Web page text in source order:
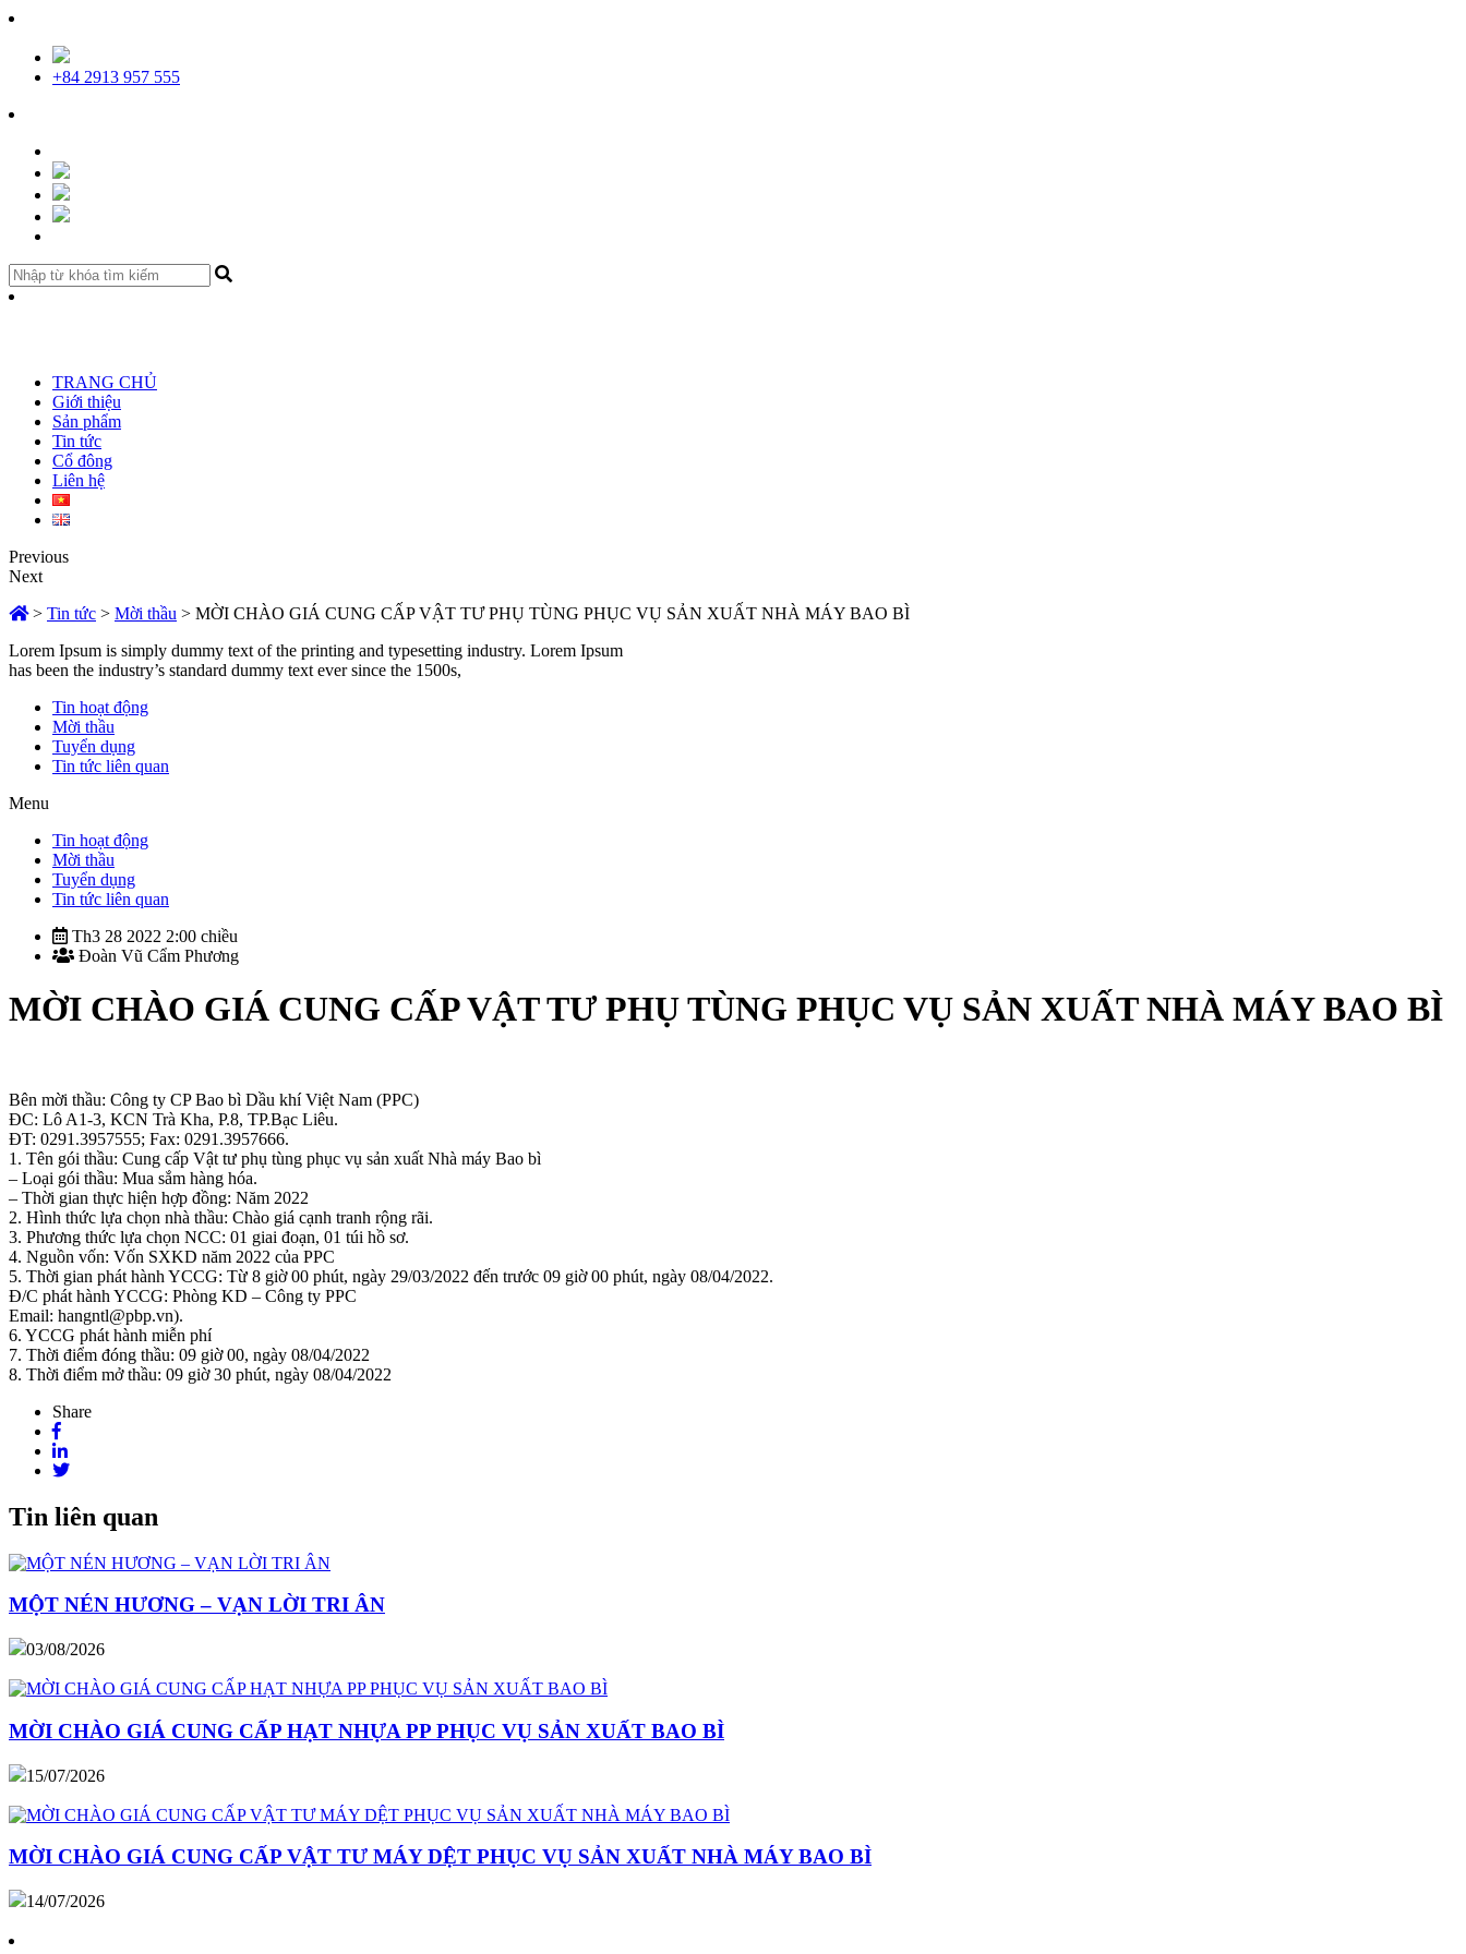
+84 2913 957 555
TRANG CHỦ
Giới thiệu
Sản phẩm
Tin tức
Cổ đông
Liên hệ
Previous
Next
> Tin tức > Mời thầu > MỜI CHÀO GIÁ CUNG CẤP VẬT TƯ PHỤ TÙNG PHỤC VỤ SẢN XUẤT NHÀ MÁY BAO BÌ
Lorem Ipsum is simply dummy text of the printing and typesetting industry. Lorem Ipsum
has been the industry’s standard dummy text ever since the 1500s,
Tin hoạt động
Mời thầu
Tuyển dụng
Tin tức liên quan
Menu
Tin hoạt động
Mời thầu
Tuyển dụng
Tin tức liên quan
Th3 28 2022 2:00 chiều
Đoàn Vũ Cẩm Phương
MỜI CHÀO GIÁ CUNG CẤP VẬT TƯ PHỤ TÙNG PHỤC VỤ SẢN XUẤT NHÀ MÁY BAO BÌ
Bên mời thầu: Công ty CP Bao bì Dầu khí Việt Nam (PPC)
ĐC: Lô A1-3, KCN Trà Kha, P.8, TP.Bạc Liêu.
ĐT: 0291.3957555; Fax: 0291.3957666.
1. Tên gói thầu: Cung cấp Vật tư phụ tùng phục vụ sản xuất Nhà máy Bao bì
– Loại gói thầu: Mua sắm hàng hóa.
– Thời gian thực hiện hợp đồng: Năm 2022
2. Hình thức lựa chọn nhà thầu: Chào giá cạnh tranh rộng rãi.
3. Phương thức lựa chọn NCC: 01 giai đoạn, 01 túi hồ sơ.
4. Nguồn vốn: Vốn SXKD năm 2022 của PPC
5. Thời gian phát hành YCCG: Từ 8 giờ 00 phút, ngày 29/03/2022 đến trước 09 giờ 00 phút, ngày 08/04/2022.
Đ/C phát hành YCCG: Phòng KD – Công ty PPC
Email: hangntl@pbp.vn).
6. YCCG phát hành miễn phí
7. Thời điểm đóng thầu: 09 giờ 00, ngày 08/04/2022
8. Thời điểm mở thầu: 09 giờ 30 phút, ngày 08/04/2022
Share
Tin liên quan
MỘT NÉN HƯƠNG – VẠN LỜI TRI ÂN
03/08/2026
MỜI CHÀO GIÁ CUNG CẤP HẠT NHỰA PP PHỤC VỤ SẢN XUẤT BAO BÌ
15/07/2026
MỜI CHÀO GIÁ CUNG CẤP VẬT TƯ MÁY DỆT PHỤC VỤ SẢN XUẤT NHÀ MÁY BAO BÌ
14/07/2026